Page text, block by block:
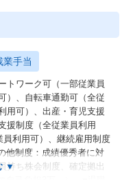
業手当
トワーク可（一部従業員
）、自転車通勤可（全従
用可）、出産・育児支援
援制度（全従業員利用
利用可）、継続雇用制度
他制度：成績優秀者に対
持ち株会制度、確定拠出